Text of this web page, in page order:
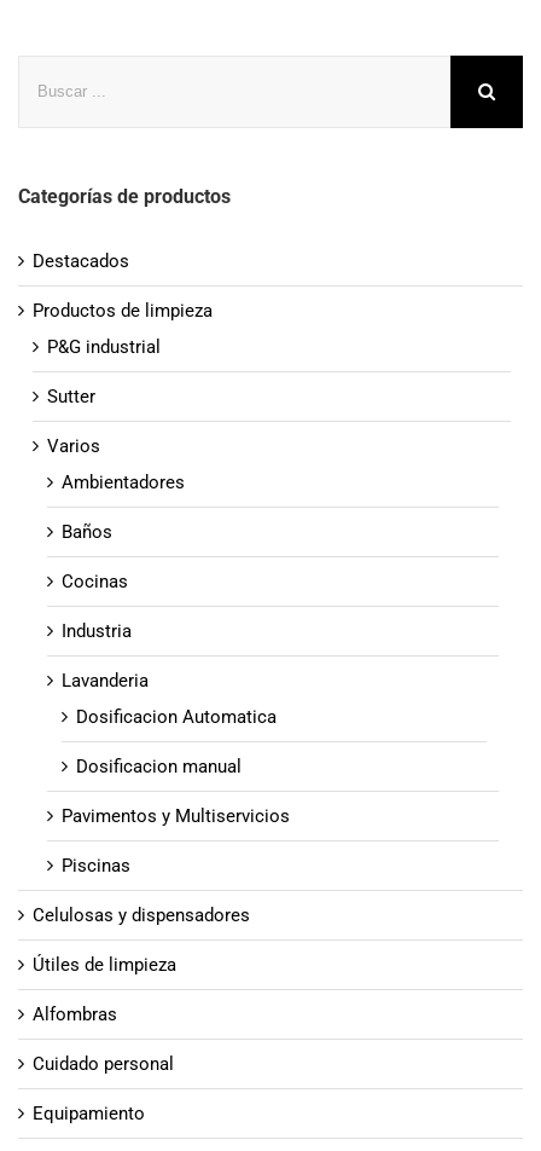
Categorías de productos
Destacados
Productos de limpieza
P&G industrial
Sutter
Varios
Ambientadores
Baños
Cocinas
Industria
Lavanderia
Dosificacion Automatica
Dosificacion manual
Pavimentos y Multiservicios
Piscinas
Celulosas y dispensadores
Útiles de limpieza
Alfombras
Cuidado personal
Equipamiento